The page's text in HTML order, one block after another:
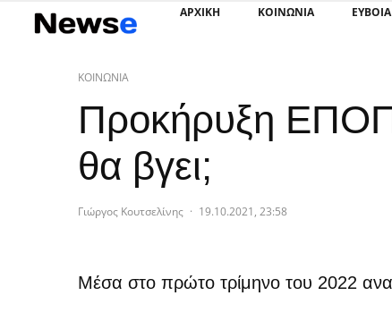
ΑΡΧΙΚΗ ΚΟΙΝΩΝΙΑ
ΚΟΙΝΩΝΙΑ
Προκήρυξη
θα βγει;
Γιώργος Κουτσελίνης · 19.10.2021, 23:58
Μέσα στο πρώτο τρίμηνο του 2022